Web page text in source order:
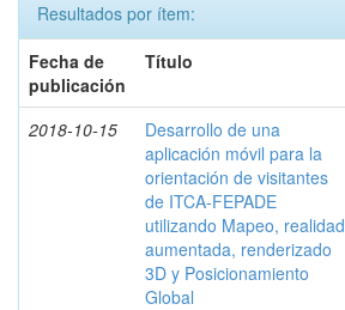
Resultados por ítem:
Fecha de
publicación
Título
2018-10-15
Desarrollo de una
aplicación móvil para la
orientación de visitantes
de ITCA-FEPADE
utilizando Mapeo, realidad
aumentada, renderizado
3D y Posicionamiento
Global